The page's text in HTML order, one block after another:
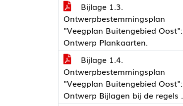
Bijlage 1.3.
Ontwerpbestemmingsplan
"Veegplan Buitengebied Oost":
Ontwerp Plankaarten.
Bijlage 1.4.
Ontwerpbestemmingsplan
"Veegplan Buitengebied Oost":
Ontwerp Bijlagen bij de regels .